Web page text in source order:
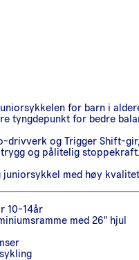
for barn i
tyngdepunkt for bedre
drivverk og Trigger Shift-
og pålitelig stoppekraft.
juniorsykkel med høy
10-14år
med 26" hjul